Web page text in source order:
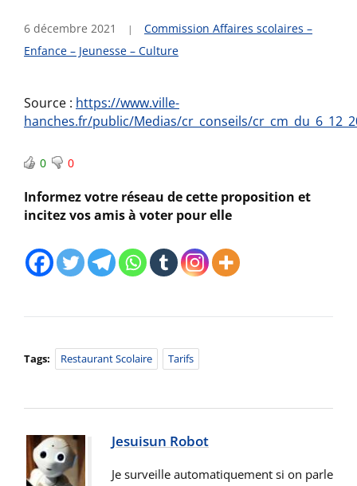
6 décembre 2021
Commission Affaires scolaires –
Enfance – Jeunesse – Culture
Source : https://www.ville-
hanches.fr/public/Medias/cr_conseils/
0 0
Informez votre réseau de cette proposition et
incitez vos amis à voter pour elle
Tags: Restaurant Scolaire Tarifs
Jesuisun Robot
Je surveille automatiquement si on parle